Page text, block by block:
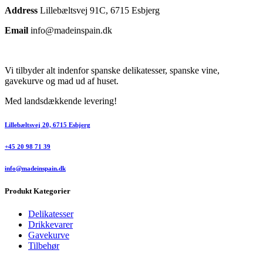
Address Lillebæltsvej 91C, 6715 Esbjerg
Email info@madeinspain.dk
Vi tilbyder alt indenfor spanske delikatesser, spanske vine,
gavekurve og mad ud af huset.
Med landsdækkende levering!
Lillebæltsvej 20, 6715 Esbjerg
+45 20 98 71 39
info@madeinspain.dk
Produkt Kategorier
Delikatesser
Drikkevarer
Gavekurve
Tilbehør